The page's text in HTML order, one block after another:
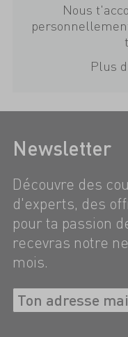
Nous
Plus
Newsletter
Découvre des
d'experts, des
pour ta passion
recevras notre
mois.